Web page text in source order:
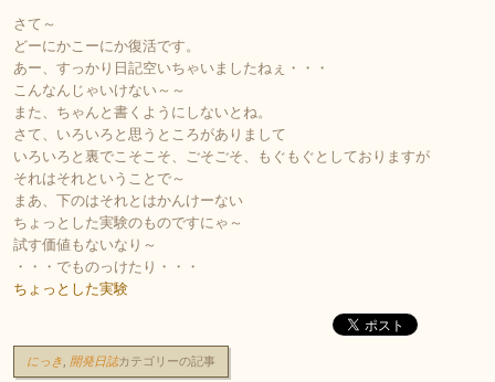
さて～
どーにかこーにか復活です。
あー、すっかり日記空いちゃいましたねぇ・・・
こんなんじゃいけない～～
また、ちゃんと書くようにしないとね。
さて、いろいろと思うところがありまして
いろいろと裏でこそこそ、ごそごそ、もぐもぐとしておりますが
それはそれということで～
まあ、下のはそれとはかんけーない
ちょっとした実験のものですにゃ～
試す価値もないなり～
・・・でものっけたり・・・
ちょっとした実験
にっき 開発日誌カテゴリーの記事